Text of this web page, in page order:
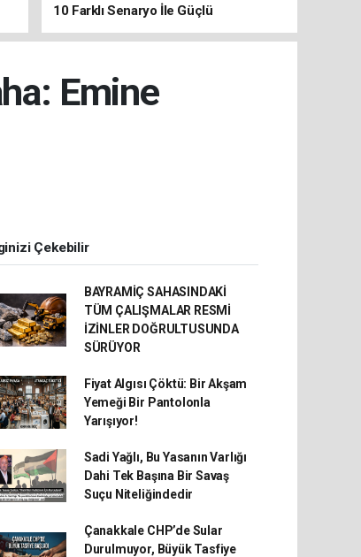
10 Farklı Senaryo İle Güçlü
Koordinasyon
Emine
Çekebilir
BAYRAMİÇ SAHASINDAKİ
TÜM ÇALIŞMALAR RESMİ
İZİNLER DOĞRULTUSUNDA
SÜRÜYOR
Fiyat Algısı Çöktü: Bir Akşam
Yemeği Bir Pantolonla
Yarışıyor!
Sadi Yağlı, Bu Yasanın Varlığı
Dahi Tek Başına Bir Savaş
Suçu Niteliğindedir
Çanakkale CHP’de Sular
Durulmuyor, Büyük Tasfiye